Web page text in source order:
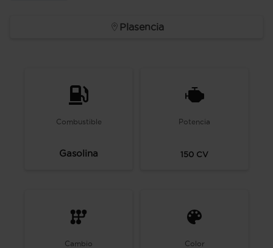
Plasencia
Combustible
Gasolina
Potencia
150 CV
Cambio Color